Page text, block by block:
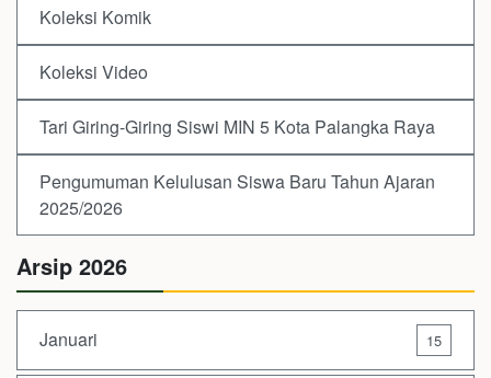
Koleksi Komik
Koleksi Video
Tari Giring-Giring Siswi MIN 5 Kota Palangka Raya
Pengumuman Kelulusan Siswa Baru Tahun Ajaran
2025/2026
Arsip 2026
Januari 15